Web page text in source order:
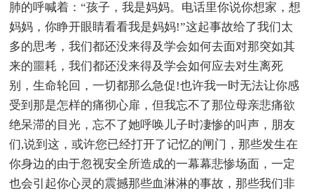
肺的呼喊着：“孩子，我是妈妈。电话里你说你想家，想
妈妈，你睁开眼睛看看我是妈妈!”这起事故给了我们太
多的思考，我们都还没来得及学会如何去面对那突如其
来的噩耗，我们都还没来得及学会如何应去对生离死
别，生命轮回，一切都那么急促!也许我一时无法让你感
受到那是怎样的痛彻心扉，但我忘不了那位母亲悲痛欲
绝呆滞的目光，忘不了她呼唤儿子时凄惨的叫声，朋友
们,说到这，或许您已经打开了记忆的闸门，那些发生在
你身边的由于忽视安全所造成的一幕幕悲惨场面，一定
也会引起你心灵的震撼那些血淋淋的事故，那些我们非